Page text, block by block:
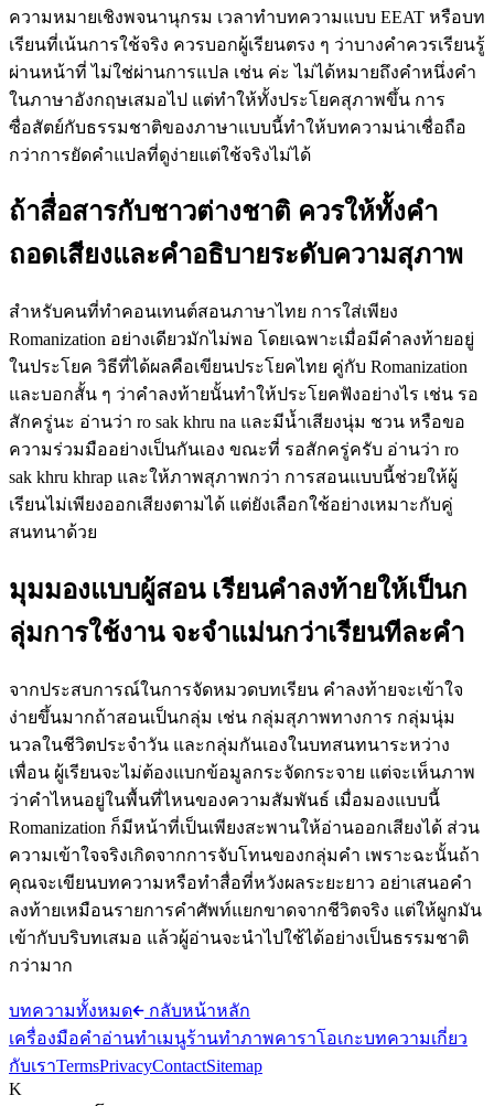
ความหมายเชิงพจนานุกรม เวลาทำบทความแบบ EEAT หรือบท
เรียนที่เน้นการใช้จริง ควรบอกผู้เรียนตรง ๆ ว่าบางคำควรเรียนรู้
ผ่านหน้าที่ ไม่ใช่ผ่านการแปล เช่น ค่ะ ไม่ได้หมายถึงคำหนึ่งคำ
ในภาษาอังกฤษเสมอไป แต่ทำให้ทั้งประโยคสุภาพขึ้น การ
ซื่อสัตย์กับธรรมชาติของภาษาแบบนี้ทำให้บทความน่าเชื่อถือ
กว่าการยัดคำแปลที่ดูง่ายแต่ใช้จริงไม่ได้
ถ้าสื่อสารกับชาวต่างชาติ ควรให้ทั้งคำ
ถอดเสียงและคำอธิบายระดับความสุภาพ
สำหรับคนที่ทำคอนเทนต์สอนภาษาไทย การใส่เพียง
Romanization อย่างเดียวมักไม่พอ โดยเฉพาะเมื่อมีคำลงท้ายอยู่
ในประโยค วิธีที่ได้ผลคือเขียนประโยคไทย คู่กับ Romanization
และบอกสั้น ๆ ว่าคำลงท้ายนั้นทำให้ประโยคฟังอย่างไร เช่น รอ
สักครู่นะ อ่านว่า ro sak khru na และมีน้ำเสียงนุ่ม ชวน หรือขอ
ความร่วมมืออย่างเป็นกันเอง ขณะที่ รอสักครู่ครับ อ่านว่า ro
sak khru khrap และให้ภาพสุภาพกว่า การสอนแบบนี้ช่วยให้ผู้
เรียนไม่เพียงออกเสียงตามได้ แต่ยังเลือกใช้อย่างเหมาะกับคู่
สนทนาด้วย
มุมมองแบบผู้สอน เรียนคำลงท้ายให้เป็นก
ลุ่มการใช้งาน จะจำแม่นกว่าเรียนทีละคำ
จากประสบการณ์ในการจัดหมวดบทเรียน คำลงท้ายจะเข้าใจ
ง่ายขึ้นมากถ้าสอนเป็นกลุ่ม เช่น กลุ่มสุภาพทางการ กลุ่มนุ่ม
นวลในชีวิตประจำวัน และกลุ่มกันเองในบทสนทนาระหว่าง
เพื่อน ผู้เรียนจะไม่ต้องแบกข้อมูลกระจัดกระจาย แต่จะเห็นภาพ
ว่าคำไหนอยู่ในพื้นที่ไหนของความสัมพันธ์ เมื่อมองแบบนี้
Romanization ก็มีหน้าที่เป็นเพียงสะพานให้อ่านออกเสียงได้ ส่วน
ความเข้าใจจริงเกิดจากการจับโทนของกลุ่มคำ เพราะฉะนั้นถ้า
คุณจะเขียนบทความหรือทำสื่อที่หวังผลระยะยาว อย่าเสนอคำ
ลงท้ายเหมือนรายการคำศัพท์แยกขาดจากชีวิตจริง แต่ให้ผูกมัน
เข้ากับบริบทเสมอ แล้วผู้อ่านจะนำไปใช้ได้อย่างเป็นธรรมชาติ
กว่ามาก
บทความทั้งหมด
กลับหน้าหลัก
เครื่องมือคำอ่านทำเมนูร้านทำภาพคาราโอเกะบทความเกี่ยว
กับเราTermsPrivacyContactSitemap
K